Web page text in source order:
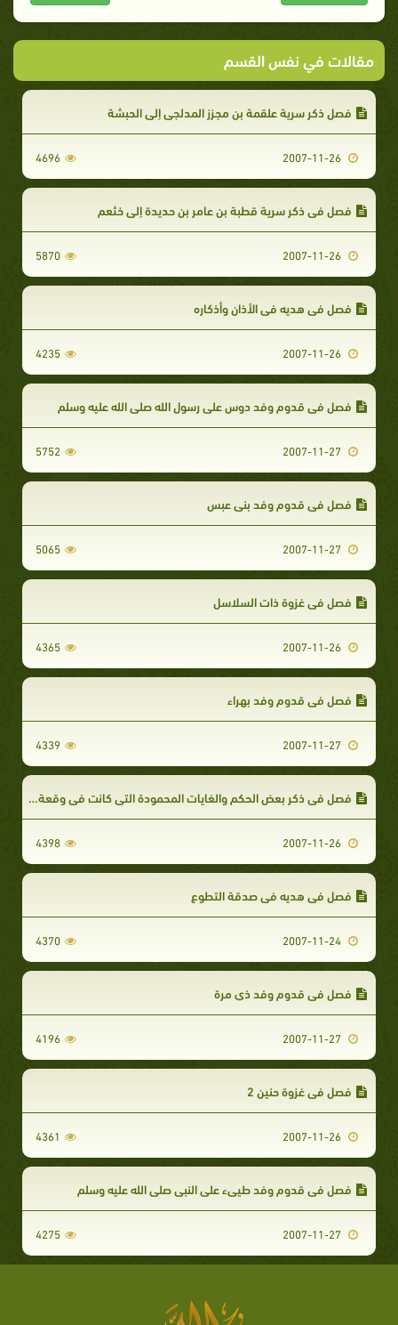
مقالات في نفس القسم
فصل ذكر سرية علقمة بن مجزز المدلجي إلى الحبشة
4696
فصل في ذكر سرية قطبة بن عامر بن حديدة إلى خثعم
5870
فصل في هديه في الأذان وأذكاره
4235
فصل في قدوم وفد دوس على رسول الله صلى الله عليه وسلم
5752
فصل في قدوم وفد بني عبس
5065
فصل في غزوة ذات السلاسل
4365
فصل في قدوم وفد بهراء
4339
فصل في ذكر بعض الحكم والغايات المحمودة التي كانت في وقعة أحد
4398
فصل في هديه في صدقة التطوع
4370
فصل في قدوم وفد ذي مرة
4196
فصل في غزوة حنين 2
4361
فصل في قدوم وفد طيىء على النبي صلى الله عليه وسلم
4275